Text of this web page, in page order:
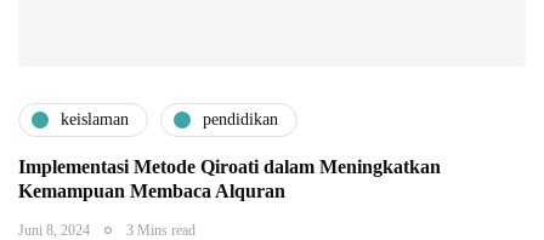
keislaman pendidikan
Implementasi Metode Qiroati dalam Meningkatkan
Kemampuan Membaca Alquran
Juni 8, 2024 3 Mins read